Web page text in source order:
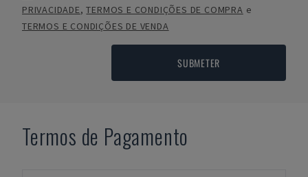
PRIVACIDADE,TERMOS E CONDIÇÕES DE COMPRA e
TERMOS E CONDIÇÕES DE VENDA
SUBMETER
Termos de Pagamento